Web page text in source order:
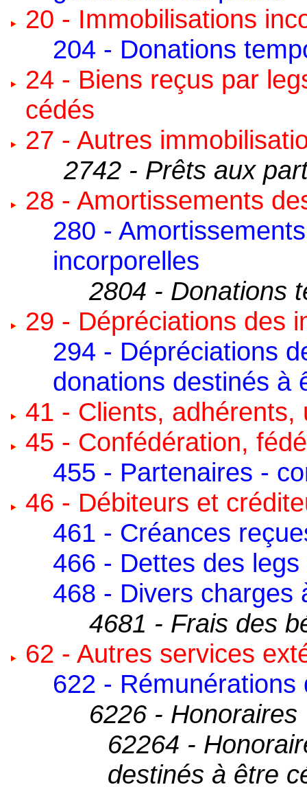
20 - Immobilisations
204 - Donations
24 - Biens reçus par
cédés
27 - Autres
2742 - Prêts aux
28 - Amortissements
280 -
incorporelles
2804 - Donations
29 - Dépréciations des
294 - Dépréciations
donations destinés à
41 - Clients,
45 - Confédération,
455 - Partenaires -
46 - Débiteurs et
461 - Créances
466 - Dettes des
468 - Divers charges
4681 - Frais des
62 - Autres services
622 - Rémunérations
6226 - Honoraires
62264 -
destinés à être